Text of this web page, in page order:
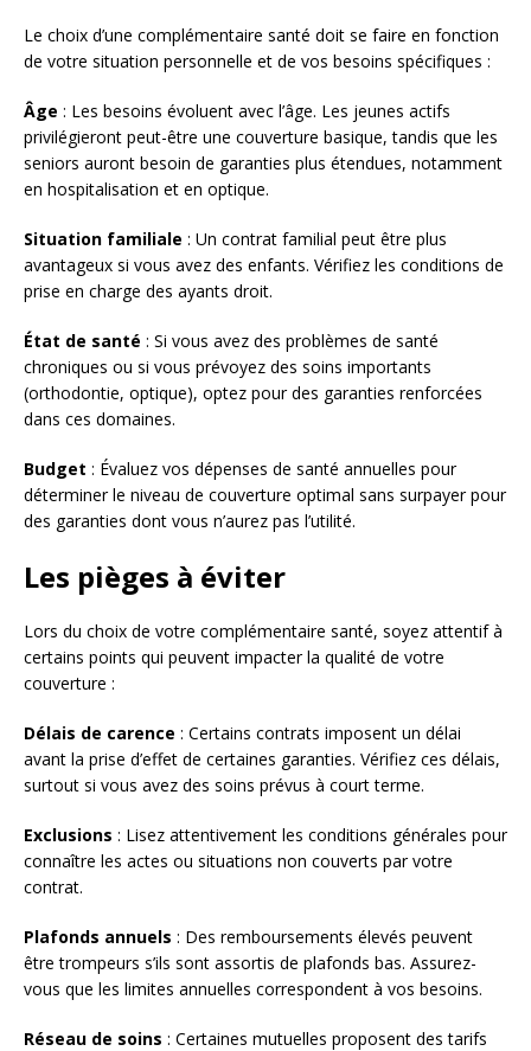
Le choix d’une complémentaire santé doit se faire en fonction
de votre situation personnelle et de vos besoins spécifiques :
Âge : Les besoins évoluent avec l’âge. Les jeunes actifs
privilégieront peut-être une couverture basique, tandis que les
seniors auront besoin de garanties plus étendues, notamment
en hospitalisation et en optique.
Situation familiale : Un contrat familial peut être plus
avantageux si vous avez des enfants. Vérifiez les conditions de
prise en charge des ayants droit.
État de santé : Si vous avez des problèmes de santé
chroniques ou si vous prévoyez des soins importants
(orthodontie, optique), optez pour des garanties renforcées
dans ces domaines.
Budget : Évaluez vos dépenses de santé annuelles pour
déterminer le niveau de couverture optimal sans surpayer pour
des garanties dont vous n’aurez pas l’utilité.
Les pièges à éviter
Lors du choix de votre complémentaire santé, soyez attentif à
certains points qui peuvent impacter la qualité de votre
couverture :
Délais de carence : Certains contrats imposent un délai
avant la prise d’effet de certaines garanties. Vérifiez ces délais,
surtout si vous avez des soins prévus à court terme.
Exclusions : Lisez attentivement les conditions générales pour
connaître les actes ou situations non couverts par votre
contrat.
Plafonds annuels : Des remboursements élevés peuvent
être trompeurs s’ils sont assortis de plafonds bas. Assurez-
vous que les limites annuelles correspondent à vos besoins.
Réseau de soins : Certaines mutuelles proposent des tarifs